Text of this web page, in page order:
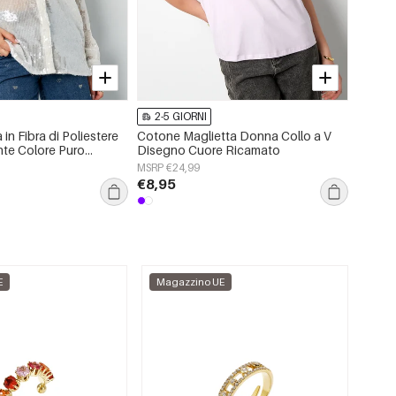
in Fibra di Poliestere
Colore Puro
2-5 GIORNI
Cotone Maglietta Donna Collo a V
Disegno Cuore Ricamato
MSRP €24,99
€8,95
Magazzino UE